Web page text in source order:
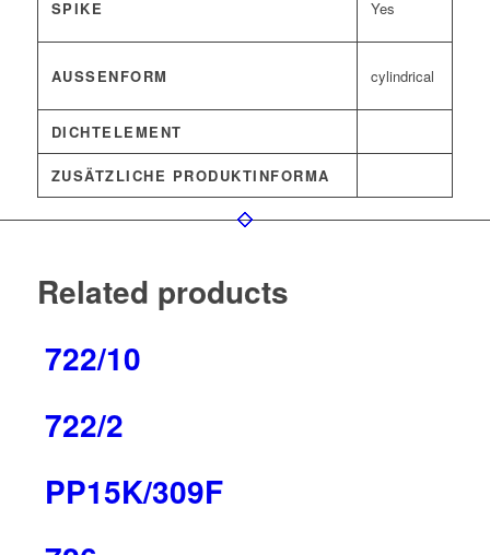
SPIKE Yes
AUSSENFORM cylindrical
DICHTELEMENT
ZUSÄTZLICHE PRODUKTINFORMA
Related products
722/10
722/2
PP15K/309F